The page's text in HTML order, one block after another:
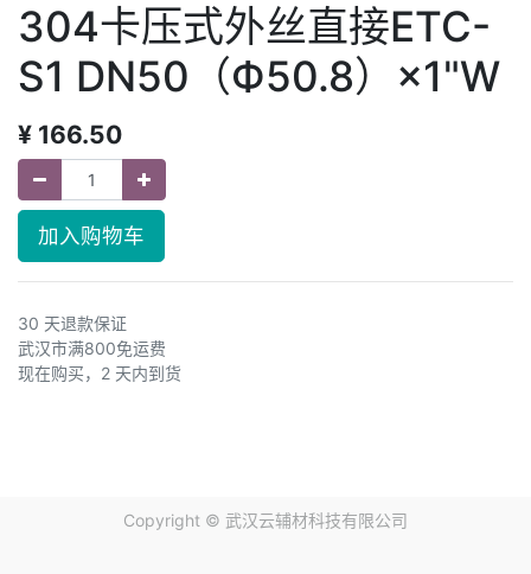
304卡压式外丝直接ETC-
S1 DN50（Ф50.8）×1"W
¥ 166.50
加入购物车
30 天退款保证
武汉市满800免运费
现在购买，2 天内到货
Copyright © 武汉云辅材科技有限公司